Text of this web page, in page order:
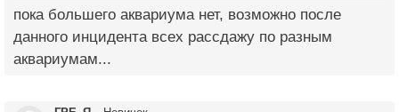
пока большего аквариума нет, возможно после
данного инцидента всех рассдажу по разным
аквариумам...